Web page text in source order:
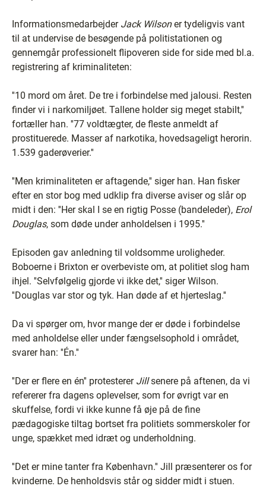
Informationsmedarbejder Jack Wilsoner tydeligvis vant
til at undervise de besøgende på politistationen og
gennemgår professionelt flipoveren side for side med bl.a.
registrering af kriminaliteten:
''10 mord om året. De tre i forbindelse med jalousi. Resten
finder vi i narkomiljøet. Tallene holder sig meget stabilt,''
fortæller han. ''77 voldtægter, de fleste anmeldt af
prostituerede. Masser af narkotika, hovedsageligt herorin.
1.539 gaderøverier.''
''Men kriminaliteten er aftagende,'' siger han. Han fisker
efter en stor bog med udklip fra diverse aviser og slår op
midt i den: ''Her skal I se en rigtig Posse (bandeleder), Erol
Douglas, som døde under anholdelsen i 1995.''
Episoden gav anledning til voldsomme uroligheder.
Boboerne i Brixton er overbeviste om, at politiet slog ham
ihjel. ''Selvfølgelig gjorde vi ikke det,'' siger Wilson.
''Douglas var stor og tyk. Han døde af et hjerteslag.''
Da vi spørger om, hvor mange der er døde i forbindelse
med anholdelse eller under fængselsophold i området,
svarer han: ''Én.''
''Der er flere en én'' protesterer Jillsenere på aftenen, da vi
refererer fra dagens oplevelser, som for øvrigt var en
skuffelse, fordi vi ikke kunne få øje på de fine
pædagogiske tiltag bortset fra politiets sommerskoler for
unge, spækket med idræt og underholdning.
''Det er mine tanter fra København.'' Jill præsenterer os for
kvinderne. De henholdsvis står og sidder midt i stuen.